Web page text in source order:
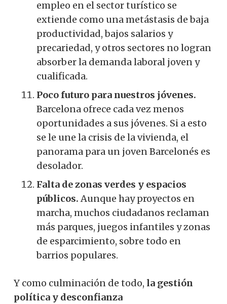
empleo en el sector turístico se
extiende como una metástasis de baja
productividad, bajos salarios y
precariedad, y otros sectores no logran
absorber la demanda laboral joven y
cualificada.
Poco futuro para nuestros jóvenes.
Barcelona ofrece cada vez menos
oportunidades a sus jóvenes. Si a esto
se le une la crisis de la vivienda, el
panorama para un joven Barcelonés es
desolador.
Falta de zonas verdes y espacios
públicos. Aunque hay proyectos en
marcha, muchos ciudadanos reclaman
más parques, juegos infantiles y zonas
de esparcimiento, sobre todo en
barrios populares.
Y como culminación de todo, la gestión
política y desconfianza